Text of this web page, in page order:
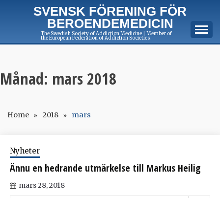
SVENSK FÖRENING FÖR
BEROENDEMEDICIN
The Swedish Society of Addiction Medicine | Member of
the European Federation of Addiction Societies.
Månad: mars 2018
Home 2018 mars
Nyheter
Ännu en hedrande utmärkelse till Markus Heilig
mars 28, 2018